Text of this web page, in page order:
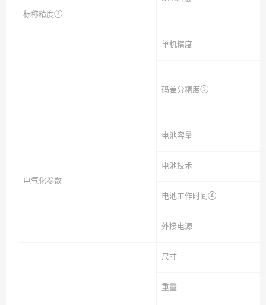
标称精度②
单机精度
码差分精度③
电气化参数
电池容量
电池技术
电池工作时间④
外接电源
尺寸
重量